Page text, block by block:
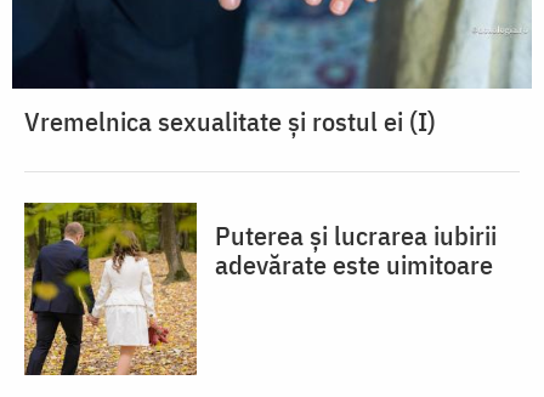
Vremelnica sexualitate și rostul ei (I)
Puterea și lucrarea iubirii
adevărate este uimitoare